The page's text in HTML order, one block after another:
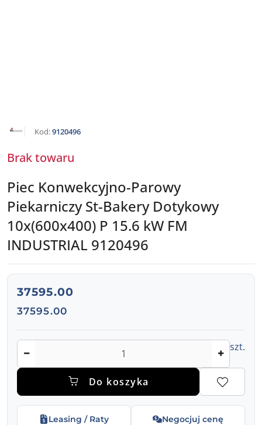
NAZWA
PRODUCENTA:
Kod:9120496
Brak towaru
Piec Konwekcyjno-Parowy
Piekarniczy St-Bakery Dotykowy
10x(600x400) P 15.6 kW FM
INDUSTRIAL 9120496
cena:
37595.00
Cena:
37595.00
Ilość szt.
Do koszyka
Leasing / Raty Negocjuj cenę